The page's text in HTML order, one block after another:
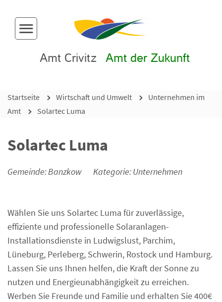
Menü-Button
Amt Crivitz Amt der Zukunft
Startseite Wirtschaft und Umwelt
Unternehmen im
Amt
Solartec Luma
Solartec Luma
Gemeinde: Banzkow Kategorie: Unternehmen
Wählen Sie uns Solartec Luma für zuverlässige,
effiziente und professionelle Solaranlagen-
Installationsdienste in Ludwigslust, Parchim,
Lüneburg, Perleberg, Schwerin, Rostock und Hamburg.
Lassen Sie uns Ihnen helfen, die Kraft der Sonne zu
nutzen und Energieunabhängigkeit zu erreichen.
Werben Sie Freunde und Familie und erhalten Sie 400€